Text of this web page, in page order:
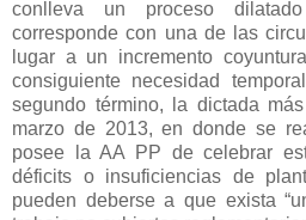
conlleva un proceso
corresponde con una de las
lugar a un incremento
consiguiente necesidad
segundo término, la dictada
marzo de 2013, en donde se
posee la AA PP de celebrar
déficits o insuficiencias de
pueden deberse a que exista